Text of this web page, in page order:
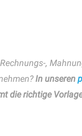
,
In unseren
die richtige